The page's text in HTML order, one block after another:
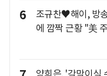
6
조규찬♥해이, 방
에 깜짝 근황 "美
양희은, '각막이식